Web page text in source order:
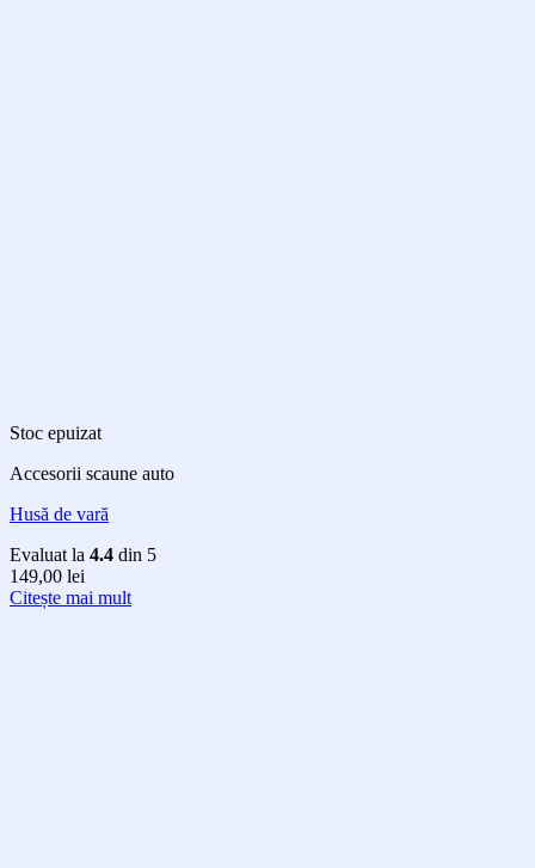
Stoc epuizat
Accesorii scaune auto
Husă de vară
Evaluat la 4.4 din 5
149,00 lei
Citește mai mult